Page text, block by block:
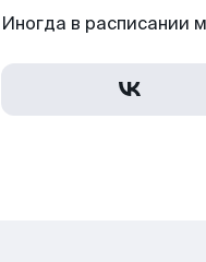
Иногда в расписании